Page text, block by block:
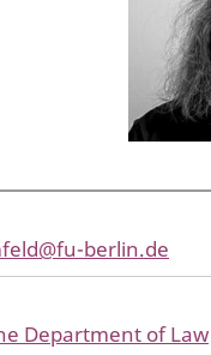
berlin.de
Department of Law